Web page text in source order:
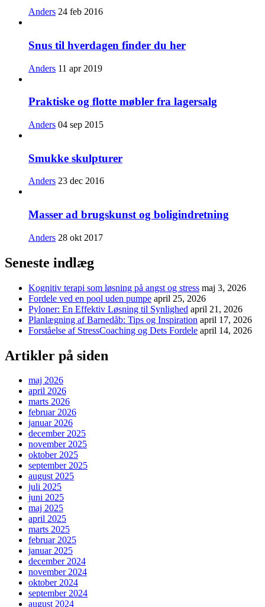
Anders 24 feb 2016
Snus til hverdagen finder du her
Anders 11 apr 2019
Praktiske og flotte møbler fra lagersalg
Anders 04 sep 2015
Smukke skulpturer
Anders 23 dec 2016
Masser ad brugskunst og boligindretning
Anders 28 okt 2017
Seneste indlæg
Kognitiv terapi som løsning på angst og stress maj 3, 2026
Fordele ved en pool uden pumpe april 25, 2026
Pyloner: En Effektiv Løsning til Synlighed april 21, 2026
Planlægning af Barnedåb: Tips og Inspiration april 17, 2026
Forståelse af StressCoaching og Dets Fordele april 14, 2026
Artikler på siden
maj 2026
april 2026
marts 2026
februar 2026
januar 2026
december 2025
november 2025
oktober 2025
september 2025
august 2025
juli 2025
juni 2025
maj 2025
april 2025
marts 2025
februar 2025
januar 2025
december 2024
november 2024
oktober 2024
september 2024
august 2024